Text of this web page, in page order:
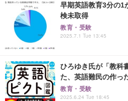
早期英語教育3分の1
検未取得
教育・受験
2025.7.1 Tue 13:45
ひろゆき氏が「教科
た、英語難民の作っ
教育・受験
2025.6.24 Tue 18:45